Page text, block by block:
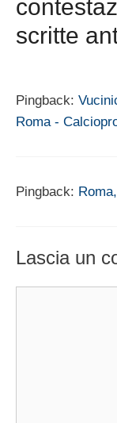
scritte
Pingback:
Roma -
Pingback:
Lascia un